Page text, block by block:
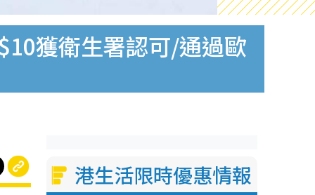
獲衛生署認可/通過歐
港生活限時優惠情報